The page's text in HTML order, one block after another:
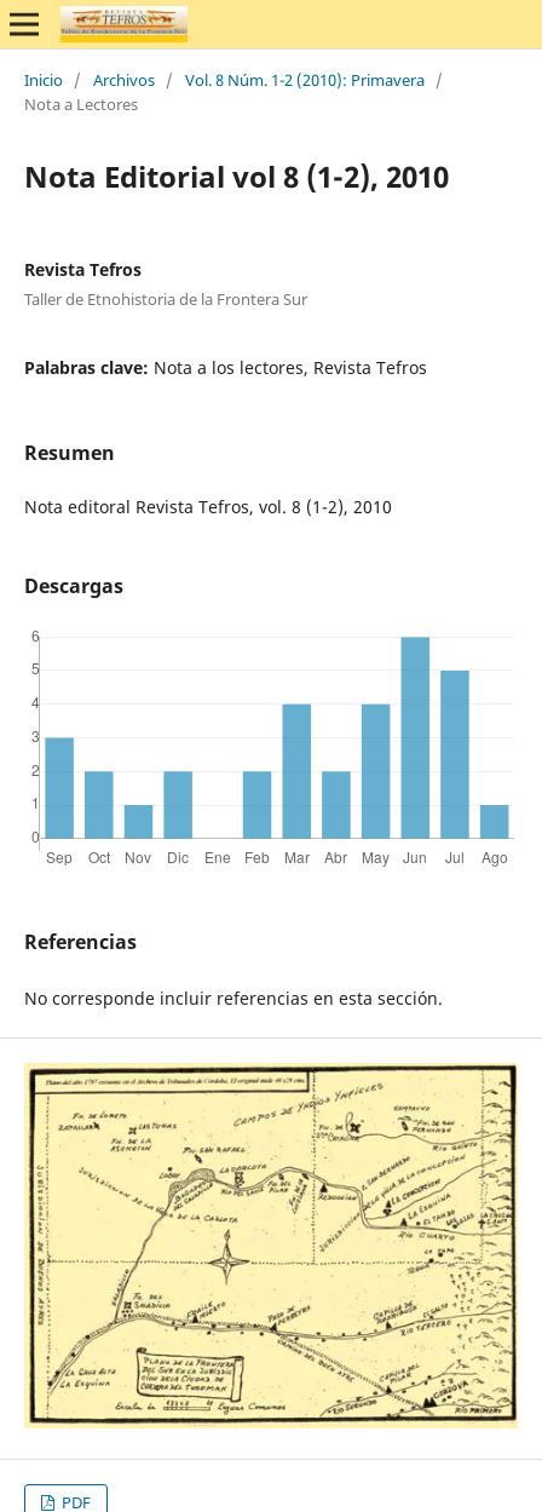
Inicio / Archivos / Vol. 8 Núm. 1-2 (2010): Primavera /
Nota a Lectores
Nota Editorial vol 8 (1-2), 2010
Revista Tefros
Taller de Etnohistoria de la Frontera Sur
Palabras clave: Nota a los lectores, Revista Tefros
Resumen
Nota editoral Revista Tefros, vol. 8 (1-2), 2010
Descargas
Referencias
No corresponde incluir referencias en esta sección.
PDF